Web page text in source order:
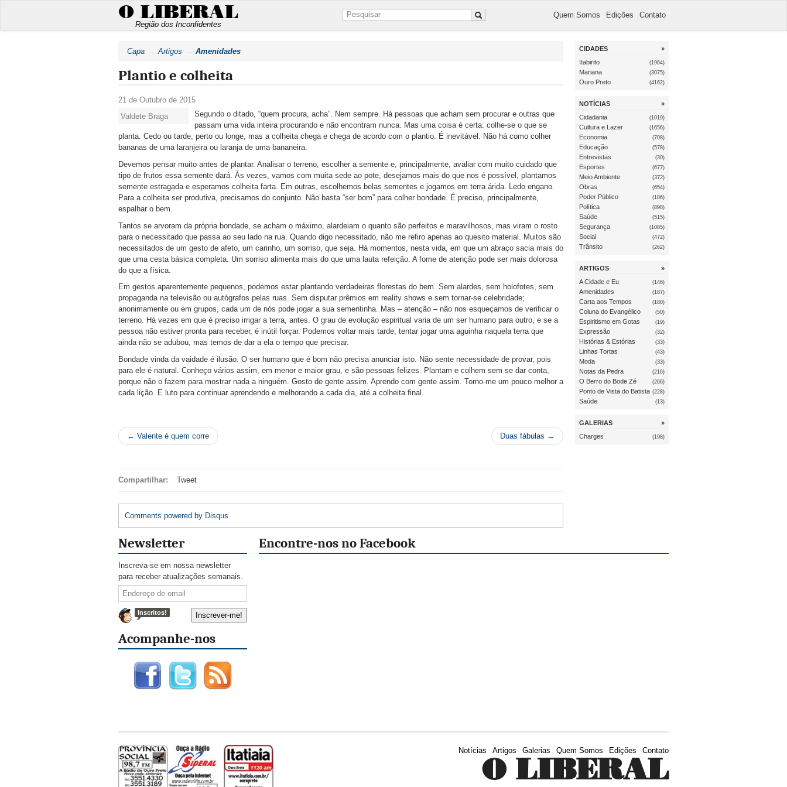
O LIBERAL
Região dos Inconfidentes
Quem Somos Edições Contato
Capa Artigos Amenidades
Plantio e colheita
21 de Outubro de 2015
Valdete Braga
Segundo o ditado, “quem procura, acha”. Nem sempre. Há pessoas que acham sem procurar e outras que
passam uma vida inteira procurando e não encontram nunca. Mas uma coisa é certa: colhe-se o que se
planta. Cedo ou tarde, perto ou longe, mas a colheita chega e chega de acordo com o plantio. É inevitável. Não há como colher
bananas de uma laranjeira ou laranja de uma bananeira.
Devemos pensar muito antes de plantar. Analisar o terreno, escolher a semente e, principalmente, avaliar com muito cuidado que
tipo de frutos essa semente dará. Às vezes, vamos com muita sede ao pote, desejamos mais do que nos é possível, plantamos
semente estragada e esperamos colheita farta. Em outras, escolhemos belas sementes e jogamos em terra árida. Ledo engano.
Para a colheita ser produtiva, precisamos do conjunto. Não basta “ser bom” para colher bondade. É preciso, principalmente,
espalhar o bem.
Tantos se arvoram da própria bondade, se acham o máximo, alardeiam o quanto são perfeitos e maravilhosos, mas viram o rosto
para o necessitado que passa ao seu lado na rua. Quando digo necessitado, não me refiro apenas ao quesito material. Muitos são
necessitados de um gesto de afeto, um carinho, um sorriso, que seja. Há momentos, nesta vida, em que um abraço sacia mais do
que uma cesta básica completa. Um sorriso alimenta mais do que uma lauta refeição. A fome de atenção pode ser mais dolorosa
do que a física.
Em gestos aparentemente pequenos, podemos estar plantando verdadeiras florestas do bem. Sem alardes, sem holofotes, sem
propaganda na televisão ou autógrafos pelas ruas. Sem disputar prêmios em reality shows e sem tornar-se celebridade;
anonimamente ou em grupos, cada um de nós pode jogar a sua sementinha. Mas – atenção – não nos esqueçamos de verificar o
terreno. Há vezes em que é preciso irrigar a terra, antes. O grau de evolução espiritual varia de um ser humano para outro, e se a
pessoa não estiver pronta para receber, é inútil forçar. Podemos voltar mais tarde, tentar jogar uma aguinha naquela terra que
ainda não se adubou, mas temos de dar a ela o tempo que precisar.
Bondade vinda da vaidade é ilusão. O ser humano que é bom não precisa anunciar isto. Não sente necessidade de provar, pois
para ele é natural. Conheço vários assim, em menor e maior grau, e são pessoas felizes. Plantam e colhem sem se dar conta,
porque não o fazem para mostrar nada a ninguém. Gosto de gente assim. Aprendo com gente assim. Torno-me um pouco melhor a
cada lição. E luto para continuar aprendendo e melhorando a cada dia, até a colheita final.
← Valente é quem corre Duas fábulas →
Compartilhar: Tweet
Comments powered by Disqus
CIDADES
»
Itabirito
(1964)
Mariana (3075)
Ouro Preto (4162)
NOTÍCIAS
»
Cidadania
(1019)
Cultura e Lazer (1656)
Economia (708)
Educação (578)
Entrevistas (30)
Esportes (677)
Meio Ambiente (372)
Obras (654)
Poder Público (186)
Política (898)
Saúde (515)
Segurança (1085)
Social (472)
Trânsito (262)
ARTIGOS
»
A Cidade e Eu
(146)
Amenidades (187)
Carta aos Tempos (180)
Coluna do Evangélico (50)
Espiritismo em Gotas (19)
Expressão (32)
Histórias & Estórias (33)
Linhas Tortas (43)
Moda (33)
Notas da Pedra (216)
O Berro do Bode Zé (266)
Ponto de Vista do Batista (228)
Saúde (13)
GALERIAS
»
Charges
(198)
Newsletter
Inscreva-se em nossa newsletter
para receber atualizações semanais.
Inscritos!
Acompanhe-nos
Encontre-nos no Facebook
Notícias Artigos Galerias Quem Somos Edições Contato
O LIBERAL